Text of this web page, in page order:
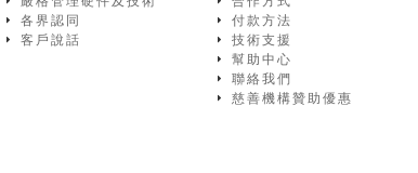
各界認同
客戶說話
付款方法
技術支援
幫助中心
聯絡我們
慈善機構贊助優惠